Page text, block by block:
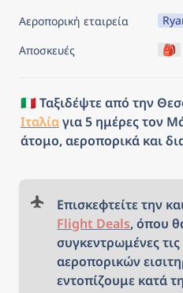
Αεροπορική εταιρεία
Αποσκευές
🎒
🇮🇹 Ταξιδέψτε από την
Ιταλία για 5 ημέρες τον
άτομο, αεροπορικά και
Flight Deals, όπου
συγκεντρωμένες
αεροπορικών
εντοπίζουμε κατά